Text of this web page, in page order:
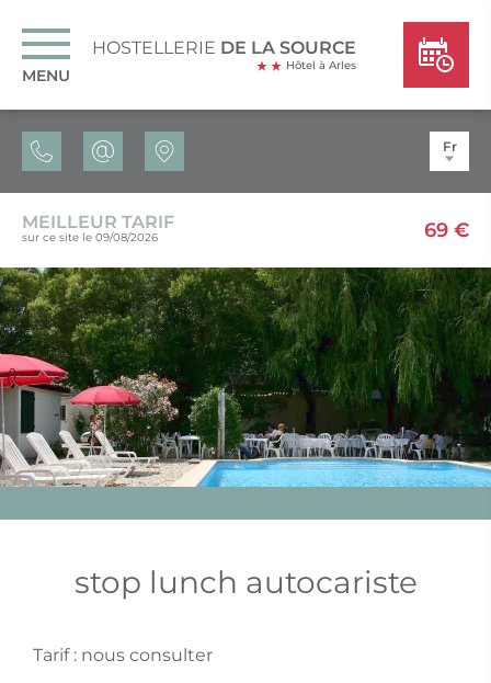
MENU
HOSTELLERIE DE LA SOURCE
Hôtel à Arles
Fr
MEILLEUR TARIF
sur ce site le 09/08/2026 69 €
stop lunch autocariste
Tarif : nous consulter